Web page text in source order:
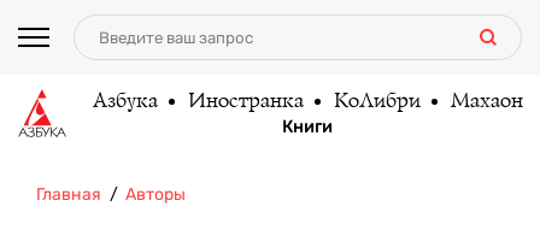
Азбука Иностранка КоЛибри Махаон
Книги
Главная Авторы